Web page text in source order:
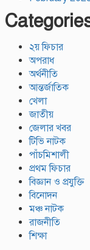
২য় ফিচার
অপরাধ
অর্থনীতি
আন্তর্জাতিক
খেলা
জাতীয়
জেলার খবর
টিভি নাটক
পাঁচমিশালী
প্রথম ফিচার
বিজ্ঞান ও প্রযুক্তি
বিনোদন
মঞ্চ নাটক
রাজনীতি
শিক্ষা